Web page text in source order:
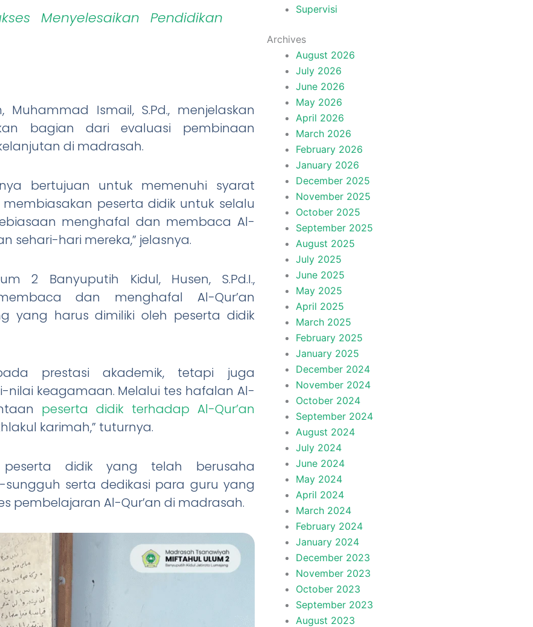
Menyelesaikan Pendidikan
Ismail, S.Pd., menjelaskan
bagian dari evaluasi pembinaan
di madrasah.
bertujuan untuk memenuhi syarat
peserta didik untuk selalu
menghafal dan membaca Al-
sehari-hari mereka,” jelasnya.
2 Banyuputih Kidul, Husen, S.Pd.I.,
dan menghafal Al-Qur’an
yang harus dimiliki oleh peserta didik
prestasi akademik, tetapi juga
keagamaan. Melalui tes hafalan Al-
peserta didik terhadap Al-Qur’an
karimah,” tuturnya.
didik yang telah berusaha
serta dedikasi para guru yang
pembelajaran Al-Qur’an di madrasah.
Supervisi
Archives
August 2026
July 2026
June 2026
May 2026
April 2026
March 2026
February 2026
January 2026
December 2025
November 2025
October 2025
September 2025
August 2025
July 2025
June 2025
May 2025
April 2025
March 2025
February 2025
January 2025
December 2024
November 2024
October 2024
September 2024
August 2024
July 2024
June 2024
May 2024
April 2024
March 2024
February 2024
January 2024
December 2023
November 2023
October 2023
September 2023
August 2023